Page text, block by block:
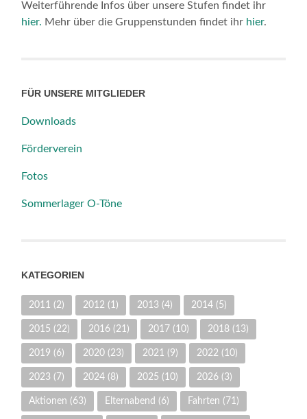
Weiterführende Infos über unsere Stufen findet ihr
hier. Mehr über die Gruppenstunden findet ihr hier.
FÜR UNSERE MITGLIEDER
Downloads
Förderverein
Fotos
Sommerlager O-Töne
KATEGORIEN
2011 (2) 2012 (1) 2013 (4) 2014 (5)
2015 (22) 2016 (21) 2017 (10) 2018 (13)
2019 (6) 2020 (23) 2021 (9) 2022 (10)
2023 (7) 2024 (8) 2025 (10) 2026 (3)
Aktionen (63) Elternabend (6) Fahrten (71)